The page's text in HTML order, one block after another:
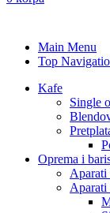
Main Menu
Top
Kafe
Single
Oprema i
Aparati
Aparati